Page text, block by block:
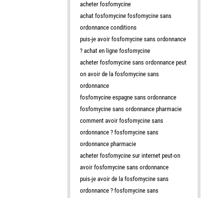
acheter fosfomycine
achat fosfomycine fosfomycine sans
ordonnance conditions
puis-je avoir fosfomycine sans ordonnance
? achat en ligne fosfomycine
acheter fosfomycine sans ordonnance peut
on avoir de la fosfomycine sans
ordonnance
fosfomycine espagne sans ordonnance
fosfomycine sans ordonnance pharmacie
comment avoir fosfomycine sans
ordonnance ? fosfomycine sans
ordonnance pharmacie
acheter fosfomycine sur internet peut-on
avoir fosfomycine sans ordonnance
puis-je avoir de la fosfomycine sans
ordonnance ? fosfomycine sans